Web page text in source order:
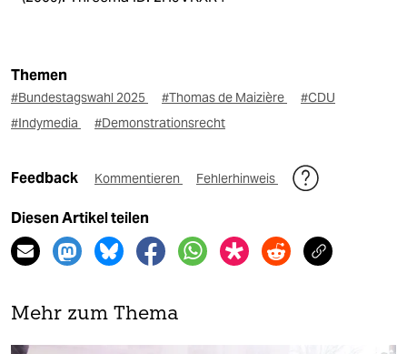
Themen
#Bundestagswahl 2025 #Thomas de Maizière
#CDU
#Indymedia
#Demonstrationsrecht
Feedback Kommentieren Fehlerhinweis
Diesen Artikel teilen
Mehr zum Thema